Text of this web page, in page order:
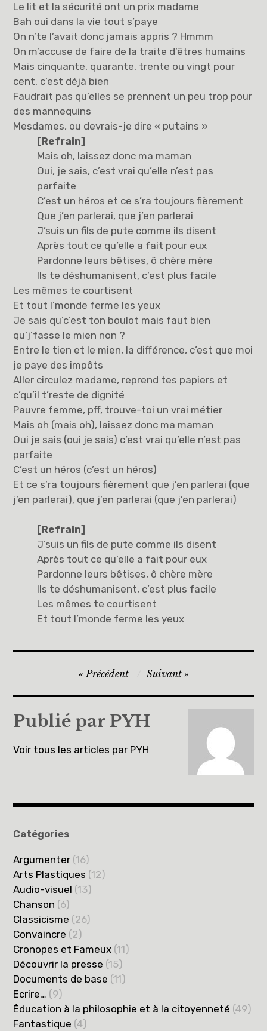
Le lit et la sécurité ont un prix madame
Bah oui dans la vie tout s’paye
On n’te l’avait donc jamais appris ? Hmmm
On m’accuse de faire de la traite d’êtres humains
Mais cinquante, quarante, trente ou vingt pour
cent, c’est déjà bien
Faudrait pas qu’elles se prennent un peu trop pour
des mannequins
Mesdames, ou devrais-je dire « putains »
[Refrain]
Mais oh, laissez donc ma maman
Oui, je sais, c’est vrai qu’elle n’est pas
parfaite
C’est un héros et ce s’ra toujours fièrement
Que j’en parlerai, que j’en parlerai
J’suis un fils de pute comme ils disent
Après tout ce qu’elle a fait pour eux
Pardonne leurs bêtises, ô chère mère
Ils te déshumanisent, c’est plus facile
Les mêmes te courtisent
Et tout l’monde ferme les yeux
Je sais qu’c’est ton boulot mais faut bien
qu’j’fasse le mien non ?
Entre le tien et le mien, la différence, c’est que moi
je paye des impôts
Aller circulez madame, reprend tes papiers et
c’qu’il t’reste de dignité
Pauvre femme, pff, trouve-toi un vrai métier
Mais oh (mais oh), laissez donc ma maman
Oui je sais (oui je sais) c’est vrai qu’elle n’est pas
parfaite
C’est un héros (c’est un héros)
Et ce s’ra toujours fièrement que j’en parlerai (que
j’en parlerai), que j’en parlerai (que j’en parlerai)
[Refrain]
J’suis un fils de pute comme ils disent
Après tout ce qu’elle a fait pour eux
Pardonne leurs bêtises, ô chère mère
Ils te déshumanisent, c’est plus facile
Les mêmes te courtisent
Et tout l’monde ferme les yeux
Navigation
de
l’article
Précédent Suivant
Publié par PYH
Voir tous les articles par PYH
Catégories
Argumenter (16)
Arts Plastiques (12)
Audio-visuel (13)
Chanson (6)
Classicisme (26)
Convaincre (2)
Cronopes et Fameux (11)
Découvrir la presse (15)
Documents de base (11)
Ecrire… (9)
Éducation à la philosophie et à la citoyenneté (49)
Fantastique (4)